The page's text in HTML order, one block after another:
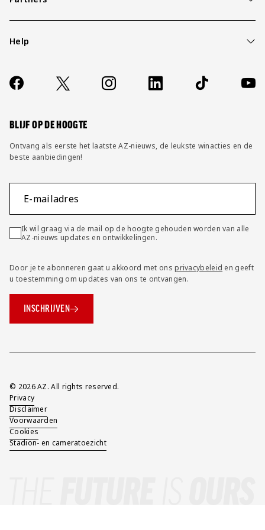
Help
Contact
FAQ
Socials
https://www.facebook.com/AZAlkmaar
X Instagram LinkedIn TikTok
BLIJF OP DE HOOGTE
Ontvang als eerste het laatste AZ-nieuws, de leukste winacties en de
beste aanbiedingen!
E-mailadres
Ik wil graag via de mail op de hoogte gehouden worden van alle
AZ-nieuws updates en ontwikkelingen.
Door je te abonneren gaat u akkoord met onsprivacybeleid en geeft
u toestemming om updates van ons te ontvangen.
INSCHRIJVEN
Overig
© 2026 AZ. All rights reserved.
Privacy
Disclaimer
Voorwaarden
Cookies
Stadion- en cameratoezicht